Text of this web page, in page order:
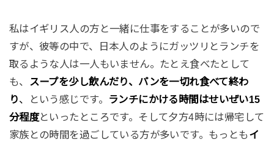
私はイギリス人の方と一緒に仕事をすることが多いので
すが、彼等の中で、日本人のようにガッツリとランチを
取るような人は一人もいません。たとえ食べたとして
も、
スープを少し飲んだり、パンを一切れ食べて終わ
り、 という感じです。
ランチにかける時間はせいぜい15
分程度といったところです。そして夕方4時には帰宅して
家族との時間を過ごしている方が多いです。もっとも イ